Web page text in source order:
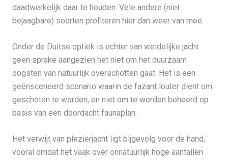
daadwerkelijk daar te houden. Vele andere (niet
bejaagbare) soorten profiteren hier dan weer van mee.
Onder de Duitse optiek is echter van weidelijke jacht
geen sprake aangezien het niet om het duurzaam
oogsten van natuurlijk overschotten gaat. Het is een
geënsceneerd scenario waarin de fazant louter dient om
geschoten te worden, en niet om te worden beheerd op
basis van een doordacht faunaplan.
Het verwijt van plezierjacht ligt bijgevolg voor de hand,
vooral omdat het vaak over onnatuurlijk hoge aantallen